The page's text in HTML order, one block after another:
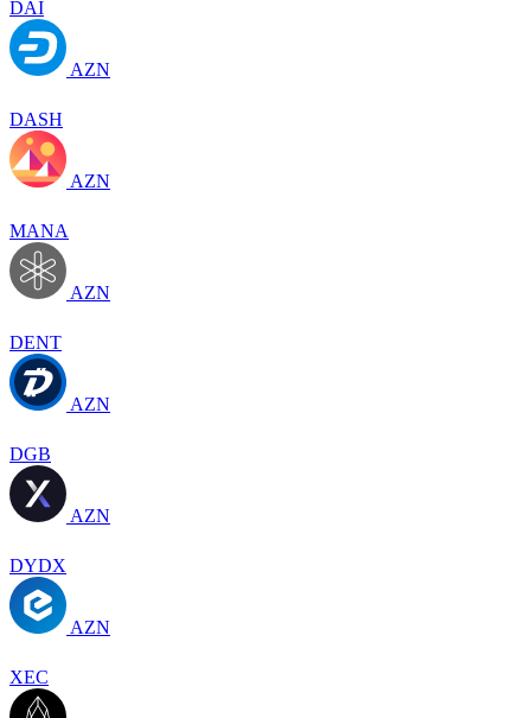
DAI
AZN
DASH
AZN
MANA
AZN
DENT
AZN
DGB
AZN
DYDX
AZN
XEC